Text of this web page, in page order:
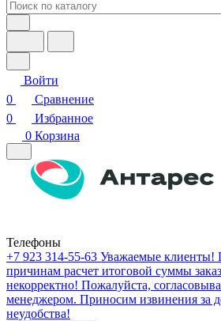
Войти
0
Сравнение
0
Избранное
0 Корзина
Телефоны
+7 923 314-55-63 Уважаемые клиенты!
причинам расчет итоговой суммы
некорректно! Пожалуйста,
менеджером. Приносим извинения за
неудобства!